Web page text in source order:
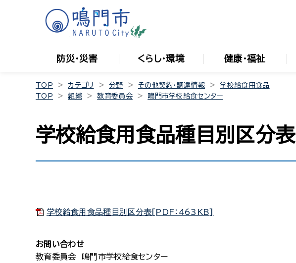
防災・災害 くらし・環境 健康・福祉
TOP カテゴリ 分野 その他契約・調達情報
学校給食用食品
TOP
組織 教育委員会 鳴門市学校給食センター
学校給食用食品種目別区分表
学校給食用食品種目別区分表[PDF：463KB]
お問い合わせ
教育委員会 鳴門市学校給食センター